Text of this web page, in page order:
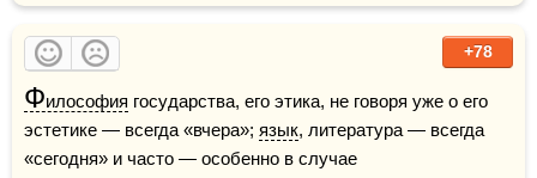
+78
Философия государства, его этика, не говоря уже о его
эстетике — всегда «вчера»; язык, литература — всегда
«сегодня» и часто — особенно в случае